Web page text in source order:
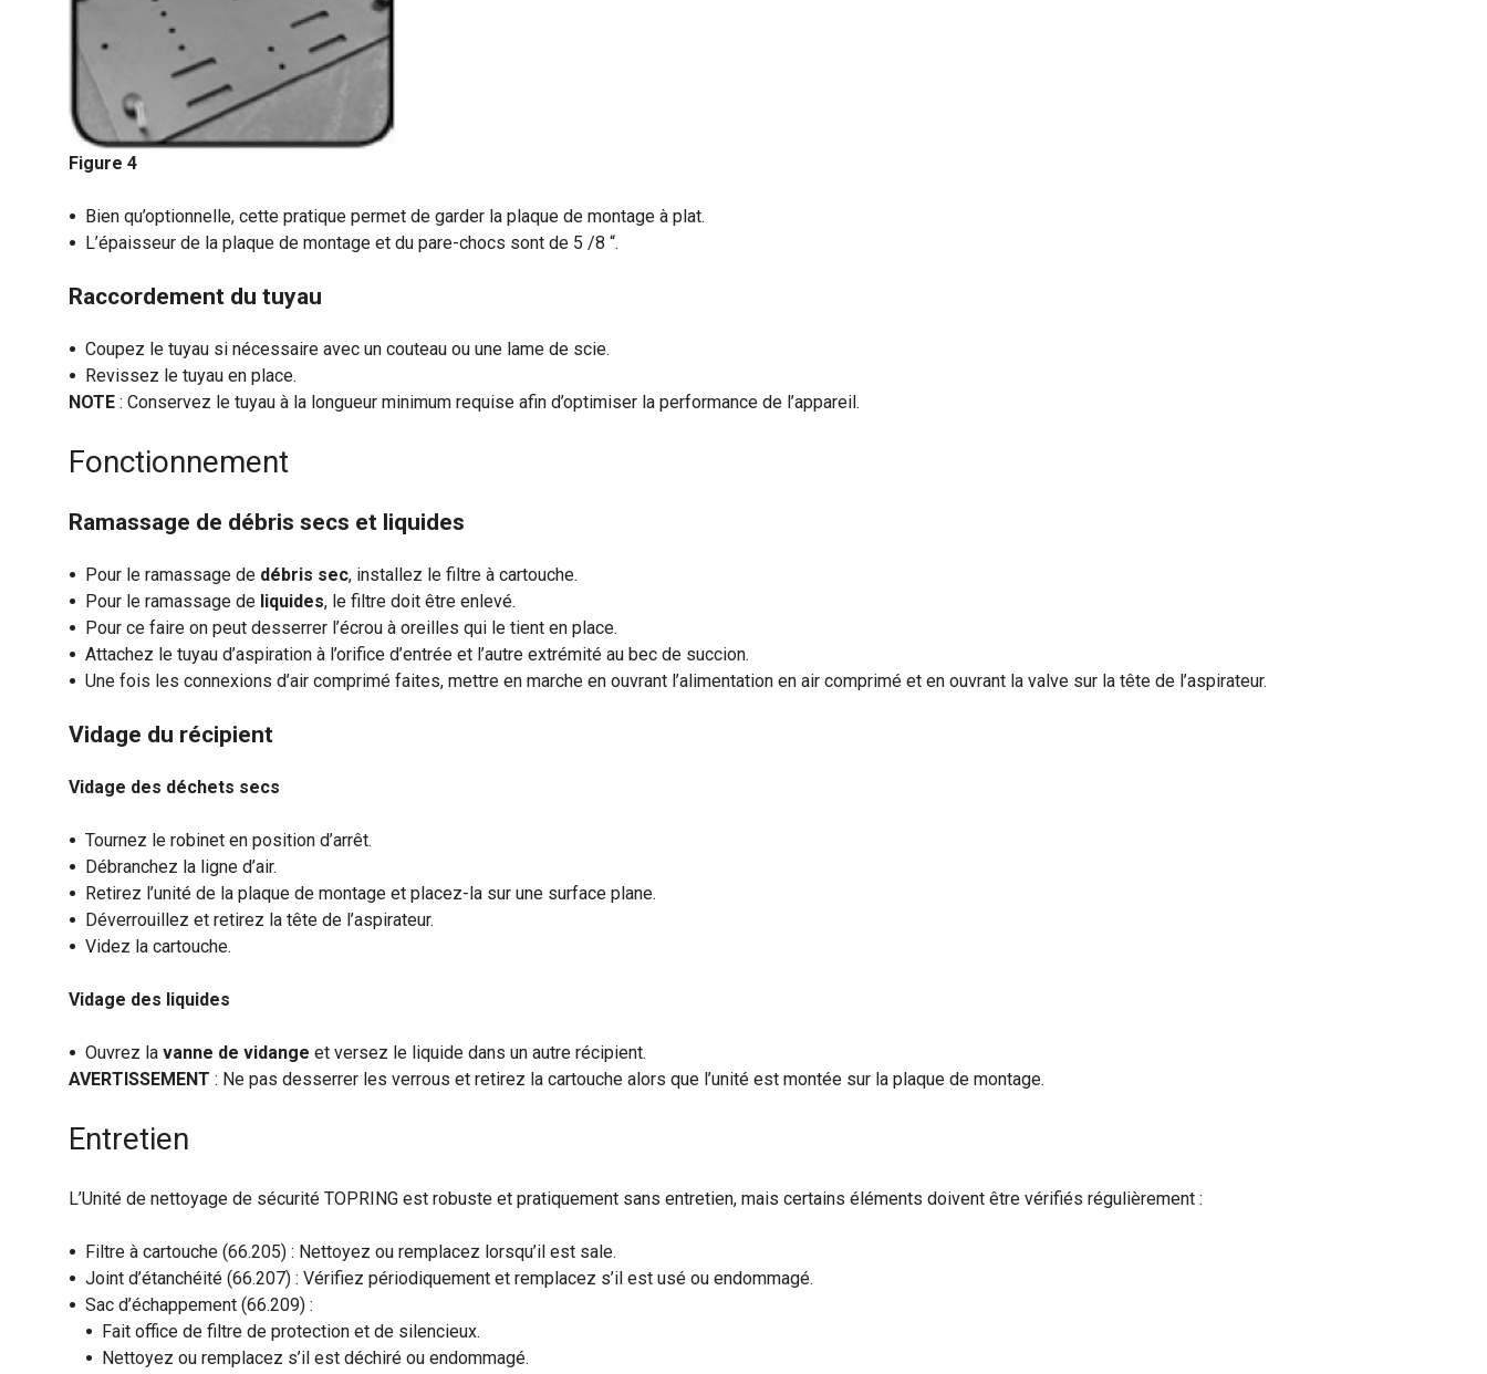
Figure 4
Bien qu’optionnelle, cette pratique permet de garder la plaque de montage à plat.
L’épaisseur de la plaque de montage et du pare-chocs sont de 5 /8 “.
Raccordement du tuyau
Coupez le tuyau si nécessaire avec un couteau ou une lame de scie.
Revissez le tuyau en place.
NOTE : Conservez le tuyau à la longueur minimum requise afin d’optimiser la performance de l’appareil.
Fonctionnement
Ramassage de débris secs et liquides
Pour le ramassage de débris sec, installez le filtre à cartouche.
Pour le ramassage de liquides, le filtre doit être enlevé.
Pour ce faire on peut desserrer l’écrou à oreilles qui le tient en place.
Attachez le tuyau d’aspiration à l’orifice d’entrée et l’autre extrémité au bec de succion.
Une fois les connexions d’air comprimé faites, mettre en marche en ouvrant l’alimentation en air comprimé et en ouvrant la valve sur la tête de l’aspirateur.
Vidage du récipient
Vidage des déchets secs
Tournez le robinet en position d’arrêt.
Débranchez la ligne d’air.
Retirez l’unité de la plaque de montage et placez-la sur une surface plane.
Déverrouillez et retirez la tête de l’aspirateur.
Videz la cartouche.
Vidage des liquides
Ouvrez la vanne de vidange et versez le liquide dans un autre récipient.
AVERTISSEMENT : Ne pas desserrer les verrous et retirez la cartouche alors que l’unité est montée sur la plaque de montage.
Entretien
L’Unité de nettoyage de sécurité TOPRING est robuste et pratiquement sans entretien, mais certains éléments doivent être vérifiés régulièrement :
Filtre à cartouche (66.205) : Nettoyez ou remplacez lorsqu’il est sale.
Joint d’étanchéité (66.207) : Vérifiez périodiquement et remplacez s’il est usé ou endommagé.
Sac d’échappement (66.209) :
Fait office de filtre de protection et de silencieux.
Nettoyez ou remplacez s’il est déchiré ou endommagé.